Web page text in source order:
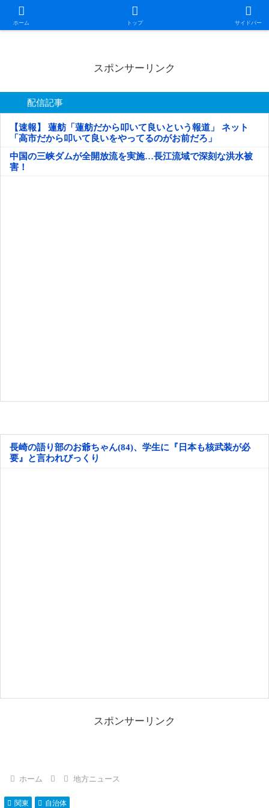
ホーム トップ サイドバー
日本第一！ニュース録
スポンサーリンク
配信記事
【速報】 蓮舫「蓮舫だから叩いて良いという報道」 ネット
「高市だから叩いて良いをやってるのがお前だろ」
中国の三峡ダムが全開放流を実施…長江流域で深刻な洪水被
害！
長崎の語り部のお爺ちゃん(84)、学生に『日本も核武装が必
要』と言われびっくり
スポンサーリンク
ホーム 地方ニュース
関東 自治体